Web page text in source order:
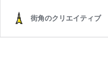
街角のクリエイティブ